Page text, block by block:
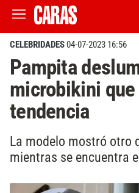
CELEBRIDADES04-07-2023 16:56
Pampita
microbikini
tendencia
La modelo mostró otro
mientras se encuentra